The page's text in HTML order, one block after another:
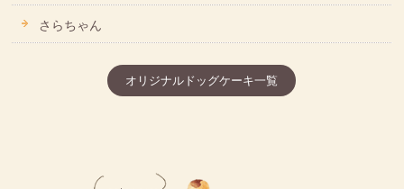
さらちゃん
オリジナルドッグケーキ一覧